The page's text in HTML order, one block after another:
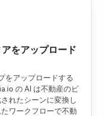
をアップロード
をアップロードする
の AI は不動産のビ
れたシーンに変換し
ワークフローで不動